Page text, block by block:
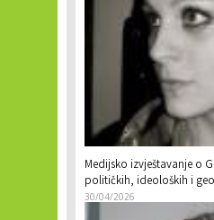
Medijsko izvještavanje o
političkih, ideoloških i
30/04/2026